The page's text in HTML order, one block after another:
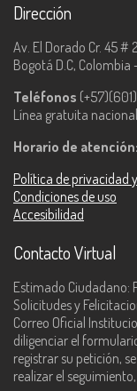
Dirección
Av. El Dorado Cr. 45 #
Bogotá D.C, Colombia
Teléfonos
Línea gratuita
Horario de atención:
Política de privacidad
Condiciones de uso
Accesibilidad
Contacto Virtual
Estimado Ciudadano:
Solicitudes y
Correo Oficial
diligenciar el
registrar su petición,
realizar el